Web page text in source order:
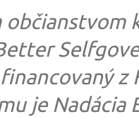
občianstvom
z
je